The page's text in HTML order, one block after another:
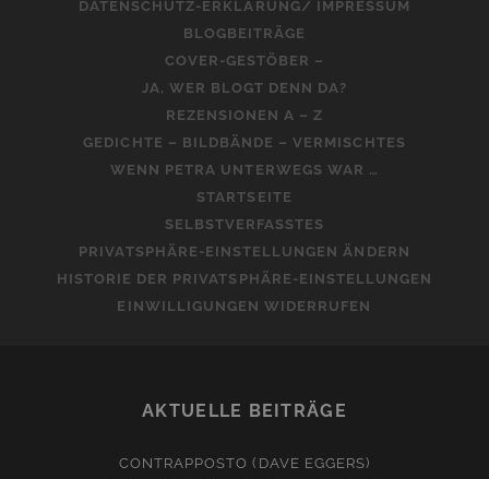
DATENSCHUTZ-ERKLÄRUNG/ IMPRESSUM
BLOGBEITRÄGE
COVER-GESTÖBER –
JA, WER BLOGT DENN DA?
REZENSIONEN A – Z
GEDICHTE – BILDBÄNDE – VERMISCHTES
WENN PETRA UNTERWEGS WAR …
STARTSEITE
SELBSTVERFASSTES
PRIVATSPHÄRE-EINSTELLUNGEN ÄNDERN
HISTORIE DER PRIVATSPHÄRE-EINSTELLUNGEN
EINWILLIGUNGEN WIDERRUFEN
AKTUELLE BEITRÄGE
CONTRAPPOSTO (DAVE EGGERS)